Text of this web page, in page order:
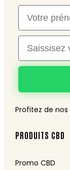
Nom
Email
Profitez de nos
PRODUITS CBD
Promo CBD